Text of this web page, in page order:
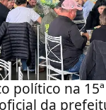
político na
da